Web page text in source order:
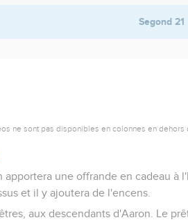
Segond 21
ne sont pas disponibles en colonnes en dehors
apportera une offrande en cadeau à
et il y ajoutera de l'encens.
aux descendants d'Aaron. Le